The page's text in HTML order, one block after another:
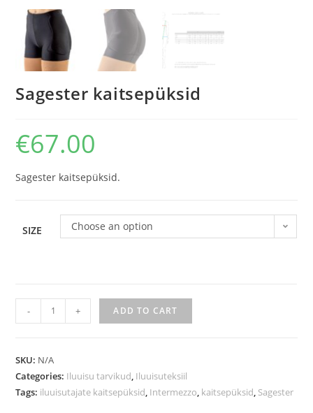
Sagester kaitsepüksid
€67.00
Sagester kaitsepüksid.
SIZE Choose an option
- + ADD TO CART
SKU: N/A
Categories: Iluuisu tarvikud, Iluuisuteksiil
Tags: iluuisutajate kaitsepüksid, Intermezzo, kaitsepüksid, Sagester